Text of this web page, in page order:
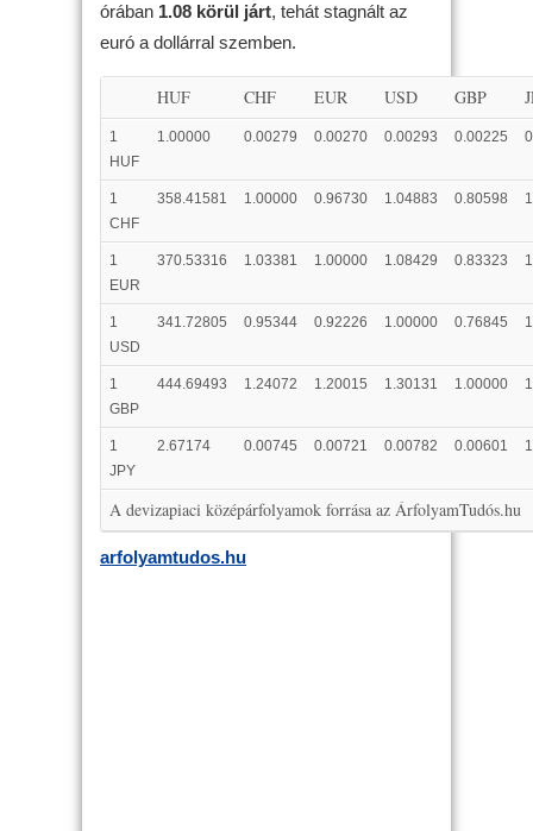
órában 1.08 körül járt, tehát stagnált az
euró a dollárral szemben.
HUF CHF EUR USD GBP
1
HUF
1.00000 0.00279 0.00270 0.00293 0.00225
1
CHF
358.41581 1.00000 0.96730 1.04883 0.80598
1
EUR
370.53316 1.03381 1.00000 1.08429 0.83323
1
USD
341.72805 0.95344 0.92226 1.00000 0.76845
1
GBP
444.69493 1.24072 1.20015 1.30131 1.00000
1
JPY
2.67174 0.00745 0.00721 0.00782 0.00601
A devizapiaci középárfolyamok forrása az ÁrfolyamTudós.hu
arfolyamtudos.hu